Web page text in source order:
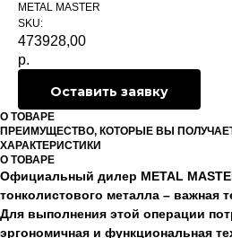
METAL MASTER
SKU:
473928,00
р.
Оставить заявку
О ТОВАРЕ
ПРЕИМУЩЕСТВО, КОТОРЫЕ ВЫ
ХАРАКТЕРИСТИКИ
О ТОВАРЕ
Официальный дилер METAL
тонколистового металла – важная
Для выполнения этой операции
эргономичная и функциональная